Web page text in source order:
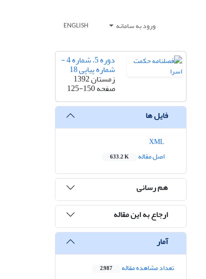
ورود به سامانه ENGLISH
دوره 5، شماره 4 -
شماره پیاپی 18
زمستان 1392
صفحه125-150
فایل ها
اصل مقاله
633.2 K
هم رسانی
ارجاع به این مقاله
آمار
تعداد مشاهده مقاله 2,987